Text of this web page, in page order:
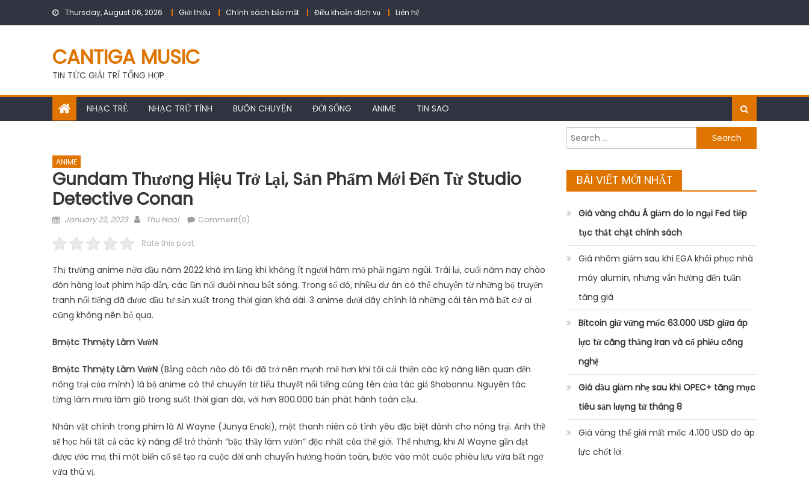
Thursday, August 06, 2026 Giới thiệu Chính sách bảo mật Điều khoản dịch vụ Liên hệ
CANTIGA MUSIC
TIN TỨC GIẢI TRÍ TỔNG HỢP
NHẠC TRẺ NHẠC TRỮ TÌNH BUÔN CHUYỆN ĐỜI SỐNG ANIME TIN SAO
ANIME
Gundam Thương Hiệu Trở Lại, Sản Phẩm Mới Đến Từ Studio
Detective Conan
Posted
January 22, 2023 Author
Thu Hoai Comment(0)
Rate this post
Thị trường anime nửa đầu năm 2022 khá im lặng khi không ít người hâm mộ phải ngậm ngùi. Trái lại, cuối năm nay chào
đón hàng loạt phim hấp dẫn, các lần nối đuôi nhau bắt sóng. Trong số đó, nhiều dự án có thể chuyển từ những bộ truyện
tranh nổi tiếng đã được đầu tư sản xuất trong thời gian khá dài. 3 anime dưới đây chính là những cái tên mà bất cứ ai
cũng không nên bỏ qua.
Bmộtc Thmộty Làm VườN
Bmộtc Thmộty Làm VườN (Bằng cách nào đó tôi đã trở nên mạnh mẽ hơn khi tôi cải thiện các kỹ năng liên quan đến
nông trại của mình) là bộ anime có thể chuyển từ tiểu thuyết nổi tiếng cùng tên của tác giả Shobonnu. Nguyên tác
từng làm mưa làm gió trong suốt thời gian dài, với hơn 800.000 bản phát hành toàn cầu.
Nhân vật chính trong phim là Al Wayne (Junya Enoki), một thanh niên có tình yêu đặc biệt dành cho nông trại. Anh thề
sẽ học hỏi tất cả các kỹ năng để trở thành “bậc thầy làm vườn” độc nhất của thế giới. Thế nhưng, khi Al Wayne gần đạt
được ước mơ, thì một biến cố sẽ tạo ra cuộc đời anh chuyển hướng hoàn toàn, bước vào một cuộc phiêu lưu vừa bất ngờ
vừa thú vị.
Search
for:
BÀI VIẾT MỚI NHẤT
Giá vàng châu Á giảm do lo ngại Fed tiếp
tục thắt chặt chính sách
Giá nhôm giảm sau khi EGA khôi phục nhà
máy alumin, nhưng vẫn hướng đến tuần
tăng giá
Bitcoin giữ vững mốc 63.000 USD giữa áp
lực từ căng thẳng Iran và cổ phiếu công
nghệ
Giá dầu giảm nhẹ sau khi OPEC+ tăng mục
tiêu sản lượng từ tháng 8
Giá vàng thế giới mất mốc 4.100 USD do áp
lực chốt lời